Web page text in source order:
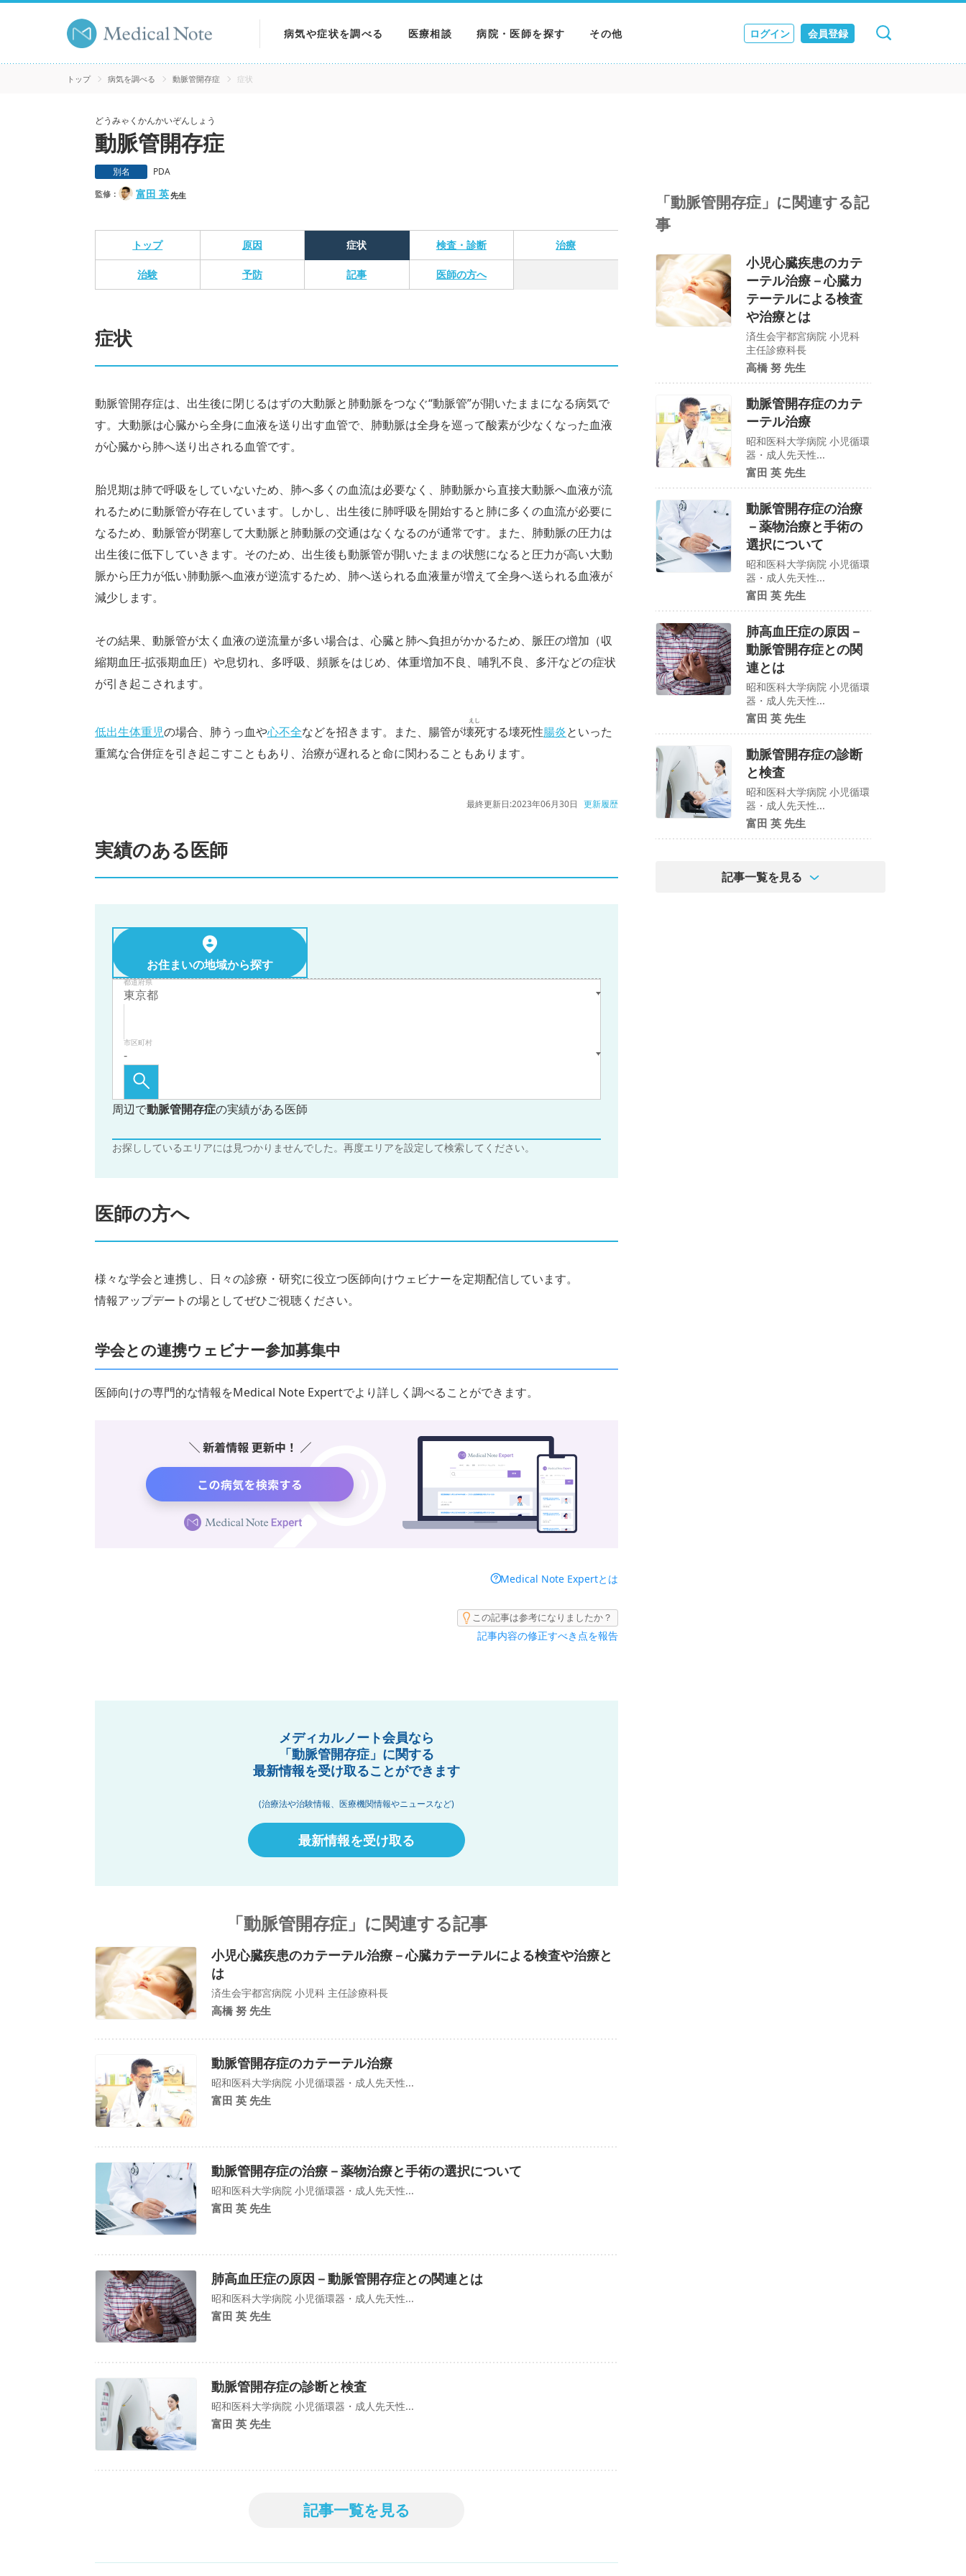
病気や症状を調べる
病気を調べる
医療相談 病院・医師を探す
病院を探す
その他
MNニュース
ログイン 会員登録
検索 キャンセル
トップ 病気を調べる 動脈管開存症 症状
どうみゃくかんかいぞんしょう
動脈管開存症
別名 PDA
監修： 富田 英先生
トップ 原因 症状 検査・診断 治療
治験 予防 記事 医師の方へ
症状
動脈管開存症は、出生後に閉じるはずの大動脈と肺動脈をつなぐ“動脈管”が開いたままになる病気で
す。大動脈は心臓から全身に血液を送り出す血管で、肺動脈は全身を巡って酸素が少なくなった血液
が心臓から肺へ送り出される血管です。
胎児期は肺で呼吸をしていないため、肺へ多くの血流は必要なく、肺動脈から直接大動脈へ血液が流
れるために動脈管が存在しています。しかし、出生後に肺呼吸を開始すると肺に多くの血流が必要に
なるため、動脈管が閉塞して大動脈と肺動脈の交通はなくなるのが通常です。また、肺動脈の圧力は
出生後に低下していきます。そのため、出生後も動脈管が開いたままの状態になると圧力が高い大動
脈から圧力が低い肺動脈へ血液が逆流するため、肺へ送られる血液量が増えて全身へ送られる血液が
減少します。
その結果、動脈管が太く血液の逆流量が多い場合は、心臓と肺へ負担がかかるため、脈圧の増加（収
縮期血圧-拡張期血圧）や息切れ、多呼吸、頻脈をはじめ、体重増加不良、哺乳不良、多汗などの症状
が引き起こされます。
低出生体重児の場合、肺うっ血や心不全などを招きます。また、腸管が壊死
えし
する壊死性腸炎といった
重篤な合併症を引き起こすこともあり、治療が遅れると命に関わることもあります。
最終更新日:2023年06月30日 更新履歴
実績のある医師
お住まいの地域から探す
都道府県
市区町村
周辺で動脈管開存症の実績がある医師
お探ししているエリアには見つかりませんでした。再度エリアを設定して検索してください。
医師の方へ
様々な学会と連携し、日々の診療・研究に役立つ医師向けウェビナーを定期配信しています。
情報アップデートの場としてぜひご視聴ください。
学会との連携ウェビナー参加募集中
医師向けの専門的な情報をMedical Note Expertでより詳しく調べることができます。
Medical Note Expertとは
この記事は参考になりましたか？
記事内容の修正すべき点を報告
メディカルノート会員なら
「動脈管開存症」に関する
最新情報を受け取ることができます
(治療法や治験情報、医療機関情報やニュースなど)
最新情報を受け取る
「動脈管開存症」に関連する記事
小児心臓疾患のカテーテル治療－心臓カテーテルによる検査や治療と
は
済生会宇都宮病院 小児科 主任診療科長
高橋 努 先生
動脈管開存症のカテーテル治療
昭和医科大学病院 小児循環器・成人先天性...
富田 英 先生
動脈管開存症の治療－薬物治療と手術の選択について
昭和医科大学病院 小児循環器・成人先天性...
富田 英 先生
肺高血圧症の原因－動脈管開存症との関連とは
昭和医科大学病院 小児循環器・成人先天性...
富田 英 先生
動脈管開存症の診断と検査
昭和医科大学病院 小児循環器・成人先天性...
富田 英 先生
記事一覧を見る
「動脈管開存症」に関連する記
事
小児心臓疾患のカテ
ーテル治療－心臓カ
テーテルによる検査
や治療とは
済生会宇都宮病院 小児科
主任診療科長
高橋 努 先生
動脈管開存症のカテ
ーテル治療
昭和医科大学病院 小児循環
器・成人先天性...
富田 英 先生
動脈管開存症の治療
－薬物治療と手術の
選択について
昭和医科大学病院 小児循環
器・成人先天性...
富田 英 先生
肺高血圧症の原因－
動脈管開存症との関
連とは
昭和医科大学病院 小児循環
器・成人先天性...
富田 英 先生
動脈管開存症の診断
と検査
昭和医科大学病院 小児循環
器・成人先天性...
富田 英 先生
記事一覧を見る